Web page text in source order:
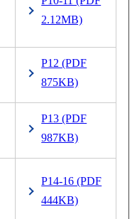
2.12MB)
P12 (PDF
875KB)
P13 (PDF
987KB)
P14-16 (PDF
444KB)